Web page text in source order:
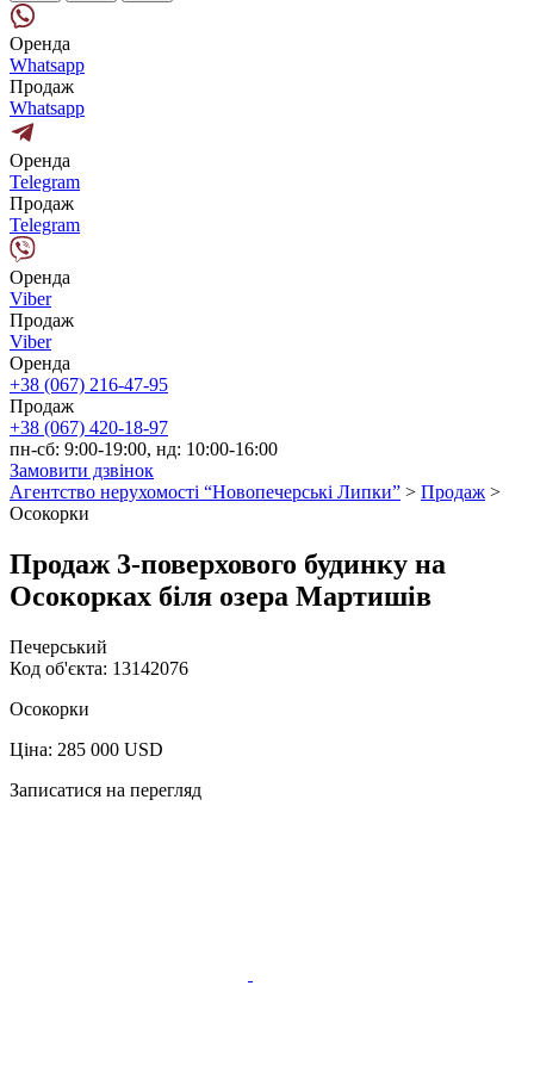
Оренда
Whatsapp
Продаж
Whatsapp
Оренда
Telegram
Продаж
Telegram
Оренда
Viber
Продаж
Viber
Оренда
+38 (067) 216-47-95
Продаж
+38 (067) 420-18-97
пн-сб: 9:00-19:00, нд: 10:00-16:00
Замовити дзвінок
Агентство нерухомості “Новопечерські Липки” > Продаж >
Осокорки
Продаж 3-поверхового будинку на
Осокорках біля озера Мартишів
Печерський
Код об'єкта: 13142076
Осокорки
Ціна: 285 000 USD
Записатися на перегляд